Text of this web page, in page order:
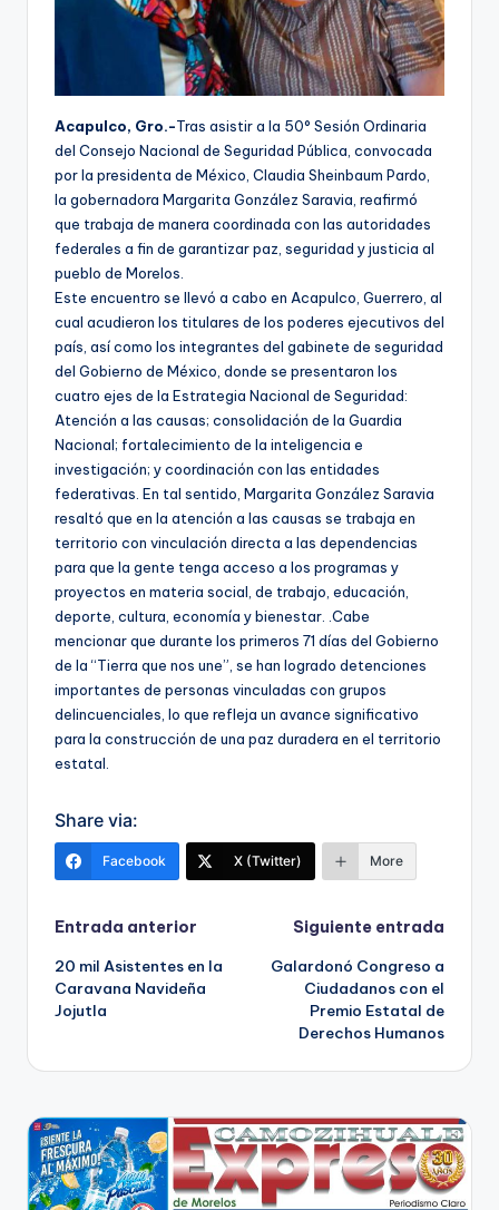
Acapulco, Gro.-Tras asistir a la 50° Sesión Ordinaria
del Consejo Nacional de Seguridad Pública, convocada
por la presidenta de México, Claudia Sheinbaum Pardo,
la gobernadora Margarita González Saravia, reafirmó
que trabaja de manera coordinada con las autoridades
federales a fin de garantizar paz, seguridad y justicia al
pueblo de Morelos.
Este encuentro se llevó a cabo en Acapulco, Guerrero, al
cual acudieron los titulares de los poderes ejecutivos del
país, así como los integrantes del gabinete de seguridad
del Gobierno de México, donde se presentaron los
cuatro ejes de la Estrategia Nacional de Seguridad:
Atención a las causas; consolidación de la Guardia
Nacional; fortalecimiento de la inteligencia e
investigación; y coordinación con las entidades
federativas. En tal sentido, Margarita González Saravia
resaltó que en la atención a las causas se trabaja en
territorio con vinculación directa a las dependencias
para que la gente tenga acceso a los programas y
proyectos en materia social, de trabajo, educación,
deporte, cultura, economía y bienestar. .Cabe
mencionar que durante los primeros 71 días del Gobierno
de la “Tierra que nos une”, se han logrado detenciones
importantes de personas vinculadas con grupos
delincuenciales, lo que refleja un avance significativo
para la construcción de una paz duradera en el territorio
estatal.
Share via:
Facebook X (Twitter) More
Navegación
de
entradas
Entrada anterior
20 mil Asistentes en la
Caravana Navideña
Jojutla
Siguiente entrada
Galardonó Congreso a
Ciudadanos con el
Premio Estatal de
Derechos Humanos